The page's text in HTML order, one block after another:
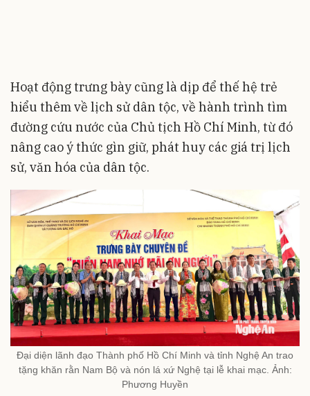
Hoạt động trưng bày cũng là dịp để thế hệ trẻ
hiểu thêm về lịch sử dân tộc, về hành trình tìm
đường cứu nước của Chủ tịch Hồ Chí Minh, từ đó
nâng cao ý thức gìn giữ, phát huy các giá trị lịch
sử, văn hóa của dân tộc.
Đại diện lãnh đạo Thành phố Hồ Chí Minh và tỉnh Nghệ An trao
tặng khăn rằn Nam Bộ và nón lá xứ Nghệ tại lễ khai mạc. Ảnh:
Phương Huyền